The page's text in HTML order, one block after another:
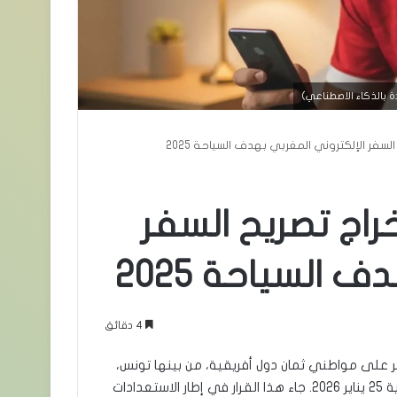
بالذكاء الاصطناعي)
الإلكتروني المغربي بهدف السياحة 2025
تصريح السفر
السياحة 2025
على مواطني ثمان دول أفريقية، من بينها تونس،
والجزائر وذلك خلال الفترة الممتدة من 25 سبتمبر 2025 إلى غاية 25 يناير 2026. جاء هذا القرار في إطار الاستعدادات